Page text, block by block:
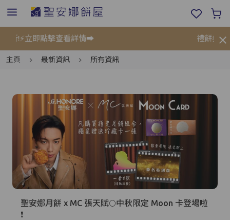
擊查看詳情➡️ 禮餅券限時優惠低至
主頁 最新資訊 所有資訊
聖安娜月餅 x MC 張天賦🌕中秋限定 Moon 卡登場啦
❗